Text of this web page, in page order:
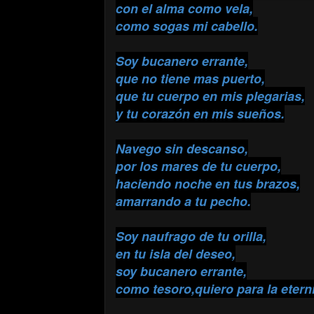
con el alma como vela,
como sogas mi cabello.
Soy bucanero errante,
que no tiene mas puerto,
que tu cuerpo en mis plegarias,
y tu corazón en mis sueños.
Navego sin descanso,
por los mares de tu cuerpo,
haciendo noche en tus brazos,
amarrando a tu pecho.
Soy naufrago de tu orilla,
en tu isla del deseo,
soy bucanero errante,
como tesoro,quiero para la